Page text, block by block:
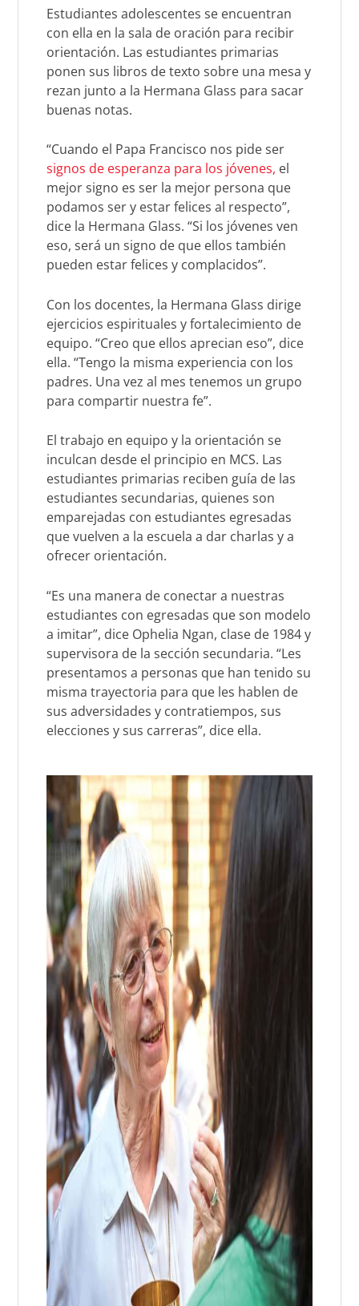
Estudiantes adolescentes se encuentran
con ella en la sala de oración para recibir
orientación. Las estudiantes primarias
ponen sus libros de texto sobre una mesa y
rezan junto a la Hermana Glass para sacar
buenas notas.
“Cuando el Papa Francisco nos pide ser
signos de esperanza para los jóvenes, el
mejor signo es ser la mejor persona que
podamos ser y estar felices al respecto”,
dice la Hermana Glass. “Si los jóvenes ven
eso, será un signo de que ellos también
pueden estar felices y complacidos”.
Con los docentes, la Hermana Glass dirige
ejercicios espirituales y fortalecimiento de
equipo. “Creo que ellos aprecian eso”, dice
ella. “Tengo la misma experiencia con los
padres. Una vez al mes tenemos un grupo
para compartir nuestra fe”.
El trabajo en equipo y la orientación se
inculcan desde el principio en MCS. Las
estudiantes primarias reciben guía de las
estudiantes secundarias, quienes son
emparejadas con estudiantes egresadas
que vuelven a la escuela a dar charlas y a
ofrecer orientación.
“Es una manera de conectar a nuestras
estudiantes con egresadas que son modelo
a imitar”, dice Ophelia Ngan, clase de 1984 y
supervisora de la sección secundaria. “Les
presentamos a personas que han tenido su
misma trayectoria para que les hablen de
sus adversidades y contratiempos, sus
elecciones y sus carreras”, dice ella.